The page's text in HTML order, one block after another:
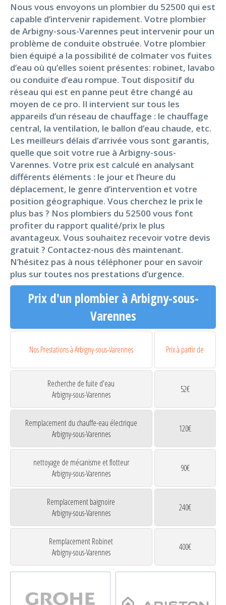
Nous vous envoyons un plombier du 52500 qui est
capable d’intervenir rapidement. Votre plombier
de Arbigny-sous-Varennes peut intervenir pour un
problème de conduite obstruée. Votre plombier
bien équipé a la possibilité de colmater vos fuites
d’eau où qu’elles soient présentes: robinet, lavabo
ou conduite d’eau rompue. Tout dispositif du
réseau qui est en panne peut être changé au
moyen de ce pro. Il intervient sur tous les
appareils d’un réseau de chauffage : le chauffage
central, la ventilation, le ballon d’eau chaude, etc.
Les meilleurs délais d’arrivée vous sont garantis,
quelle que soit votre rue à Arbigny-sous-
Varennes. Votre prix est calculé en analysant
différents éléments : le jour et l’heure du
déplacement, le genre d’intervention et votre
position géographique. Vous cherchez le prix le
plus bas ? Nos plombiers du 52500 vous font
profiter du rapport qualité/prix le plus
avantageux. Vous souhaitez recevoir votre devis
gratuit ? Contactez-nous dès maintenant.
N’hésitez pas à nous téléphoner pour en savoir
plus sur toutes nos prestations d’urgence.
Prix d'un plombier à Arbigny-sous-
Varennes
Nos Prestations à Arbigny-sous-Varennes Prix à partir de
Recherche de fuite d'eau
Arbigny-sous-Varennes
52€
Remplacement du chauffe-eau électrique
Arbigny-sous-Varennes
120€
nettoyage de mécanisme et flotteur
Arbigny-sous-Varennes
90€
Remplacement baignoire
Arbigny-sous-Varennes
240€
Remplacement Robinet
Arbigny-sous-Varennes
400€